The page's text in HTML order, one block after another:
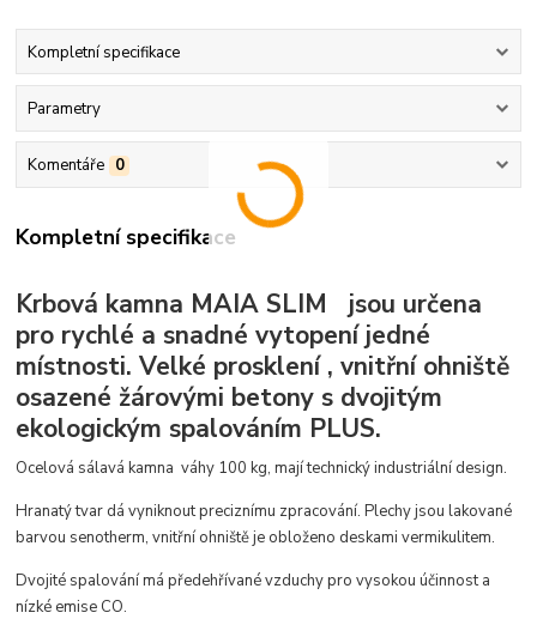
Kompletní specifikace
Parametry
Komentáře 0
Kompletní specifikace
Krbová kamna MAIA SLIM jsou určena
pro rychlé a snadné vytopení jedné
místnosti. Velké prosklení , vnitřní ohniště
osazené žárovými betony s dvojitým
ekologickým spalováním PLUS.
Ocelová sálavá kamna váhy 100 kg, mají technický industriální design.
Hranatý tvar dá vyniknout preciznímu zpracování. Plechy jsou lakované
barvou senotherm, vnitřní ohniště je obloženo deskami vermikulitem.
Dvojité spalování má předehřívané vzduchy pro vysokou účinnost a
nízké emise CO.